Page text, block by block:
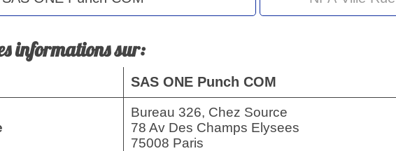
informations sur:
SAS ONE Punch COM
Bureau 326, Chez Source
78 Av Des Champs Elysees
75008 Paris